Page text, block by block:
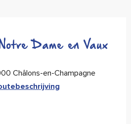
Dame en Vaux
Châlons-en-Champagne